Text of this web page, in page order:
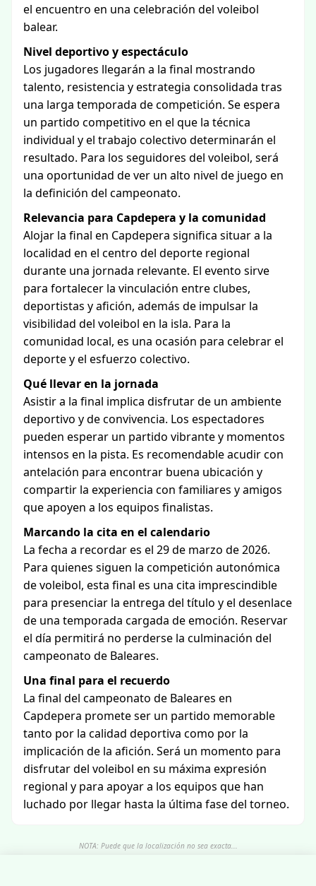
el encuentro en una celebración del voleibol
balear.
Nivel deportivo y espectáculo
Los jugadores llegarán a la final mostrando
talento, resistencia y estrategia consolidada tras
una larga temporada de competición. Se espera
un partido competitivo en el que la técnica
individual y el trabajo colectivo determinarán el
resultado. Para los seguidores del voleibol, será
una oportunidad de ver un alto nivel de juego en
la definición del campeonato.
Relevancia para Capdepera y la comunidad
Alojar la final en Capdepera significa situar a la
localidad en el centro del deporte regional
durante una jornada relevante. El evento sirve
para fortalecer la vinculación entre clubes,
deportistas y afición, además de impulsar la
visibilidad del voleibol en la isla. Para la
comunidad local, es una ocasión para celebrar el
deporte y el esfuerzo colectivo.
Qué llevar en la jornada
Asistir a la final implica disfrutar de un ambiente
deportivo y de convivencia. Los espectadores
pueden esperar un partido vibrante y momentos
intensos en la pista. Es recomendable acudir con
antelación para encontrar buena ubicación y
compartir la experiencia con familiares y amigos
que apoyen a los equipos finalistas.
Marcando la cita en el calendario
La fecha a recordar es el 29 de marzo de 2026.
Para quienes siguen la competición autonómica
de voleibol, esta final es una cita imprescindible
para presenciar la entrega del título y el desenlace
de una temporada cargada de emoción. Reservar
el día permitirá no perderse la culminación del
campeonato de Baleares.
Una final para el recuerdo
La final del campeonato de Baleares en
Capdepera promete ser un partido memorable
tanto por la calidad deportiva como por la
implicación de la afición. Será un momento para
disfrutar del voleibol en su máxima expresión
regional y para apoyar a los equipos que han
luchado por llegar hasta la última fase del torneo.
NOTA: Puede que la localización no sea exacta...